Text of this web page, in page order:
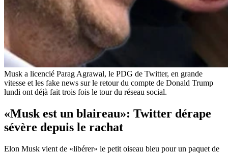
Musk a licencié Parag Agrawal, le PDG de Twitter, en grande
vitesse et les fake news sur le retour du compte de Donald Trump
lundi ont déjà fait trois fois le tour du réseau social.
«Musk est un blaireau»: Twitter dérape
sévère depuis le rachat
Elon Musk vient de «libérer» le petit oiseau bleu pour un paquet de